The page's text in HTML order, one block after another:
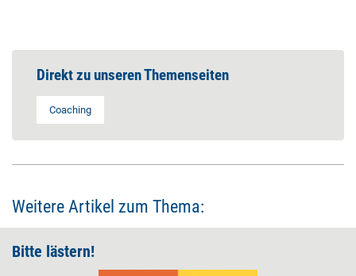
Direkt zu unseren Themenseiten
Coaching
Weitere Artikel zum Thema:
Bitte lästern!